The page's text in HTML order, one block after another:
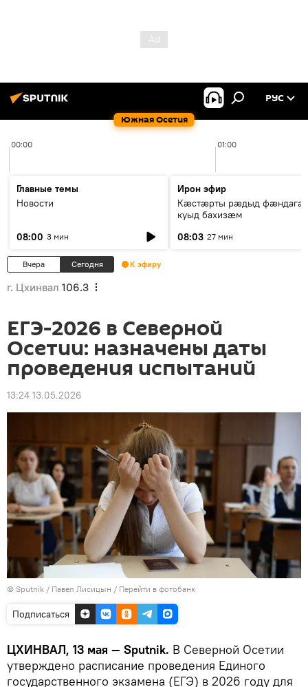
Южная Осетия
РУС
00:00 01:00
Главные темы
Новости
08:00 3 мин
Ирон эфир
Кæстæрты рæдыд
куыд бахизæм
08:03 27 мин
Вчера Сегодня К эфиру
г. Цхинвал 106.3
ЕГЭ-2026 в Северной
Осетии: назначены даты
проведения испытаний
13:24 13.05.2026
© Sputnik / Павел Лисицын / Перейти в фотобанк
Подписаться
ЦХИНВАЛ, 13 мая — Sputnik. В Северной Осетии
утверждено расписание проведения Единого
государственного экзамена (ЕГЭ) в 2026 году для